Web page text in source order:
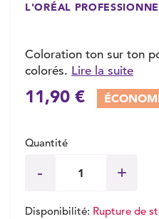
L'ORÉAL
Coloration ton sur ton
colorés. Lire la suite
11,90 €
Quantité
Disponibilité: Rupture de